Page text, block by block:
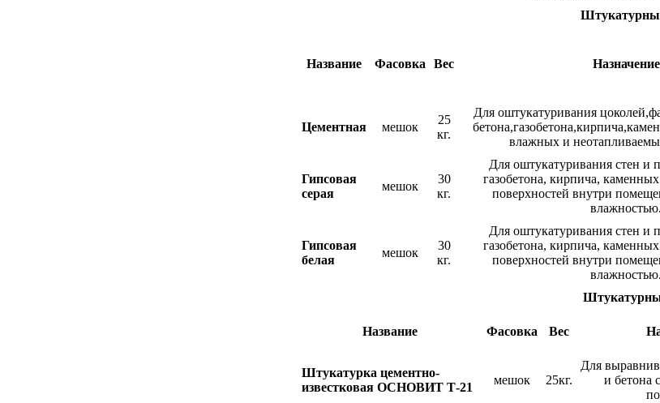
Название Фасовка Вес Назначение
Цементная мешок
25
кг.
Для оштукатуривания
влажных и
Гипсовая
серая
мешок
30
кг.
Для оштукатуривания стен и
газобетона, кирпича,
поверхностей внутри
влажностью.
Гипсовая
белая
мешок
30
кг.
Для оштукатуривания стен и
газобетона, кирпича,
поверхностей внутри
влажностью.
Название Фасовка Вес
Штукатурка цементно-
известковая ОСНОВИТ Т-21
мешок 25кг.
Для
и бетона